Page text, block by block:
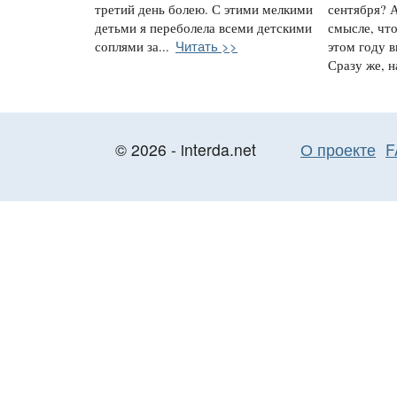
третий день болею. С этими мелкими
детьми я переболела всеми детскими
соплями за... Читать >>
сентября?
смысле,
этом году
Сразу же,
© 2026 - interda.net О проекте